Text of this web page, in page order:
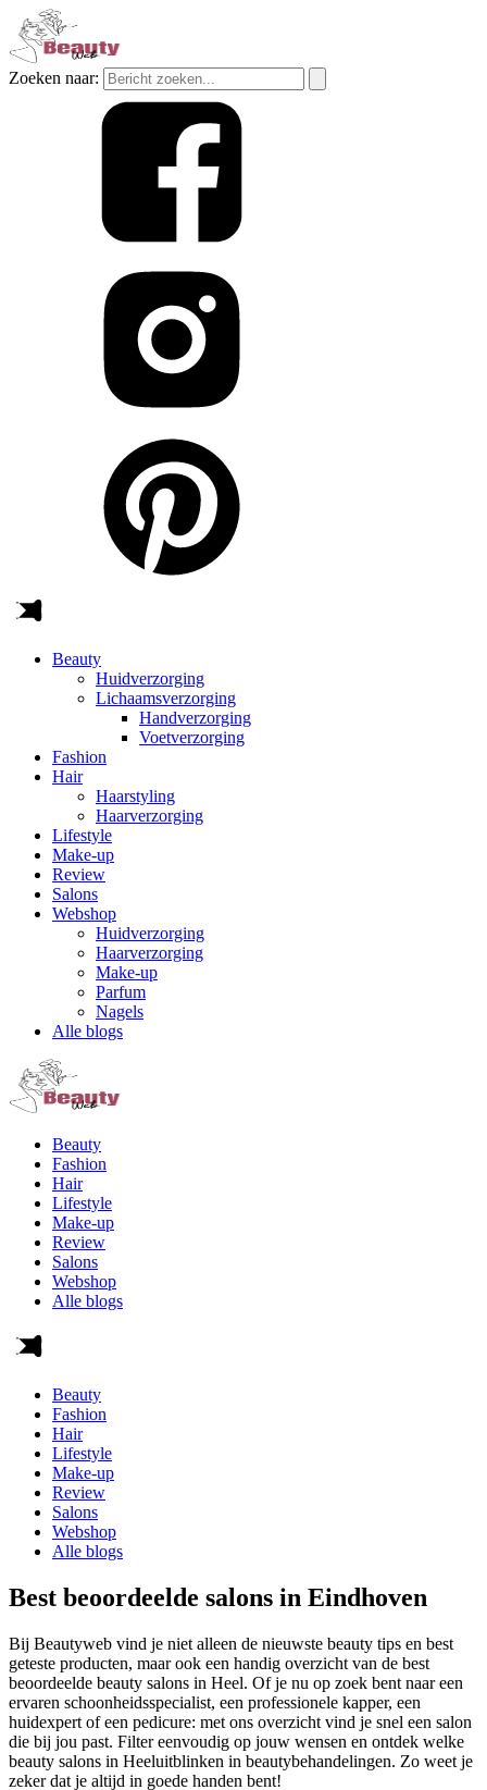
Zoeken naar:
Beauty
Huidverzorging
Lichaamsverzorging
Handverzorging
Voetverzorging
Fashion
Hair
Haarstyling
Haarverzorging
Lifestyle
Make-up
Review
Salons
Webshop
Huidverzorging
Haarverzorging
Make-up
Parfum
Nagels
Alle blogs
Beauty
Fashion
Hair
Lifestyle
Make-up
Review
Salons
Webshop
Alle blogs
Beauty
Fashion
Hair
Lifestyle
Make-up
Review
Salons
Webshop
Alle blogs
Best beoordeelde salons in Eindhoven
Bij Beautyweb vind je niet alleen de nieuwste beauty tips en best
geteste producten, maar ook een handig overzicht van de best
beoordeelde beauty salons in Heel. Of je nu op zoek bent naar een
ervaren schoonheidsspecialist, een professionele kapper, een
huidexpert of een pedicure: met ons overzicht vind je snel een salon
die bij jou past. Filter eenvoudig op jouw wensen en ontdek welke
beauty salons in Heeluitblinken in beautybehandelingen. Zo weet je
zeker dat je altijd in goede handen bent!